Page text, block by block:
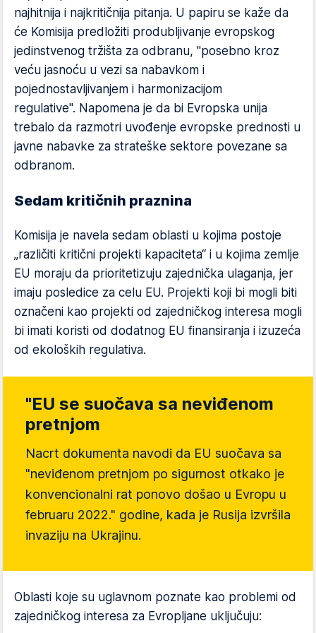
najhitnija i najkritičnija pitanja. U papiru se kaže da
će Komisija predložiti produbljivanje evropskog
jedinstvenog tržišta za odbranu, "posebno kroz
veću jasnoću u vezi sa nabavkom i
pojednostavljivanjem i harmonizacijom
regulative". Napomena je da bi Evropska unija
trebalo da razmotri uvođenje evropske prednosti u
javne nabavke za strateške sektore povezane sa
odbranom.
Sedam kritičnih praznina
Komisija je navela sedam oblasti u kojima postoje
„različiti kritični projekti kapaciteta“ i u kojima zemlje
EU moraju da prioritetizuju zajednička ulaganja, jer
imaju posledice za celu EU. Projekti koji bi mogli biti
označeni kao projekti od zajedničkog interesa mogli
bi imati koristi od dodatnog EU finansiranja i izuzeća
od ekoloških regulativa.
"EU se suočava sa neviđenom
pretnjom
Nacrt dokumenta navodi da EU suočava sa
"neviđenom pretnjom po sigurnost otkako je
konvencionalni rat ponovo došao u Evropu u
februaru 2022." godine, kada je Rusija izvršila
invaziju na Ukrajinu.
Oblasti koje su uglavnom poznate kao problemi od
zajedničkog interesa za Evropljane uključuju: